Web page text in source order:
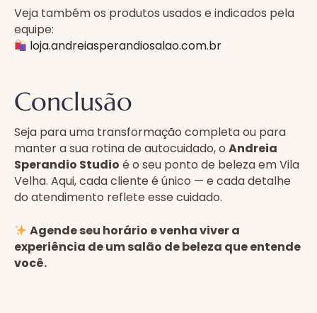
Veja também os produtos usados e indicados pela
equipe:
loja.andreiasperandiosalao.com.br
Conclusão
Seja para uma transformação completa ou para
manter a sua rotina de autocuidado, o Andreia
Sperandio Studio é o seu ponto de beleza em Vila
Velha. Aqui, cada cliente é único — e cada detalhe
do atendimento reflete esse cuidado.
Agende seu horário e venha viver a
experiência de um salão de beleza que entende
você.